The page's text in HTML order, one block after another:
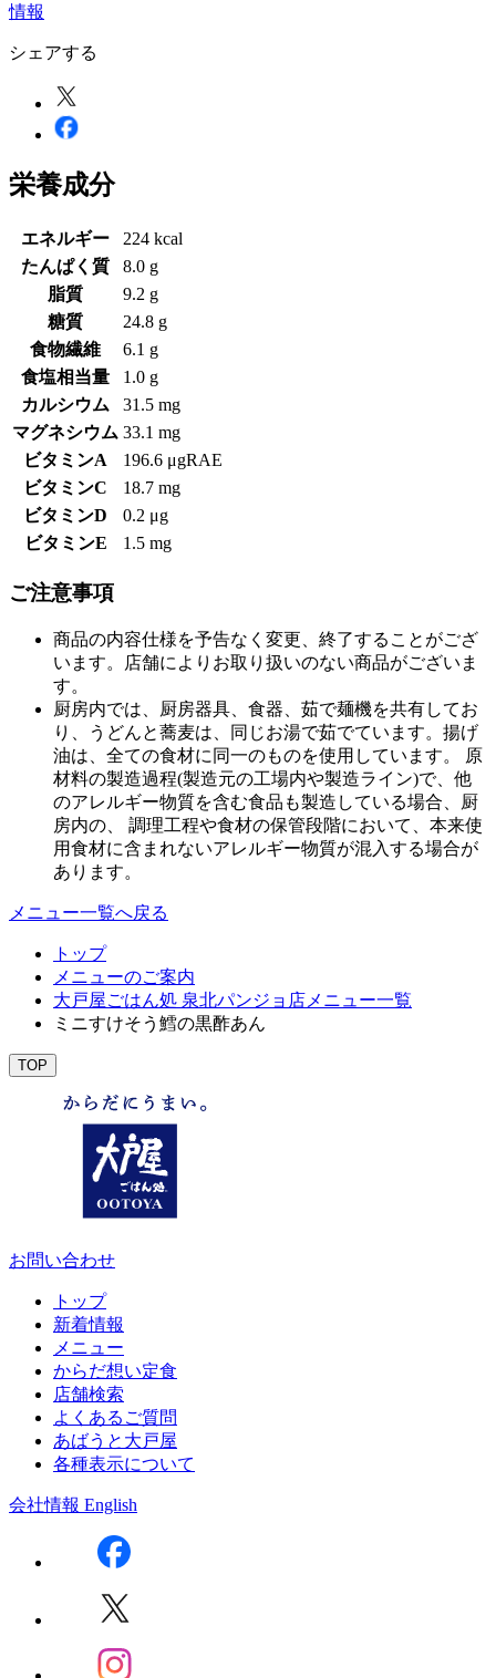
情報
シェアする
栄養成分
エネルギー
224 kcal
たんぱく質
8.0 g
脂質
9.2 g
糖質
24.8 g
食物繊維
6.1 g
食塩相当量
1.0 g
カルシウム
31.5 mg
マグネシウム 33.1 mg
ビタミンA
196.6 μgRAE
ビタミンC
18.7 mg
ビタミンD
0.2 μg
ビタミンE
1.5 mg
ご注意事項
商品の内容仕様を予告なく変更、終了することがござ
います。店舗によりお取り扱いのない商品がございま
す。
厨房内では、厨房器具、食器、茹で麺機を共有してお
り、うどんと蕎麦は、同じお湯で茹でています。揚げ
油は、全ての食材に同一のものを使用しています。 原
材料の製造過程(製造元の工場内や製造ライン)で、他
のアレルギー物質を含む食品も製造している場合、厨
房内の、 調理工程や食材の保管段階において、本来使
用食材に含まれないアレルギー物質が混入する場合が
あります。
メニュー一覧へ戻る
トップ
メニューのご案内
大戸屋ごはん処 泉北パンジョ店メニュー一覧
ミニすけそう鱈の黒酢あん
TOP
お問い合わせ
トップ
新着情報
メニュー
からだ想い定食
店舗検索
よくあるご質問
あばうと大戸屋
各種表示について
会社情報 English